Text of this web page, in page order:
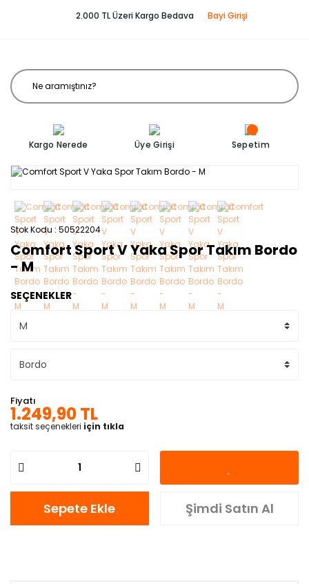
2.000 TL Üzeri Kargo Bedava Bayi Girişi
Kargo Nerede Üye Girişi Sepetim
Stok Kodu 50522204
Comfort Sport V Yaka Spor Takım Bordo
- M
SEÇENEKLER
Fiyatı
1.249,90 TL
taksit seçenekleri için tıkla
Sepete Ekle Şimdi Satın Al